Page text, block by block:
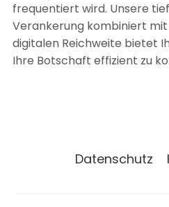
frequentiert wird. Unsere
Verankerung kombiniert
digitalen Reichweite bietet
Ihre Botschaft effizient zu
Datenschutz